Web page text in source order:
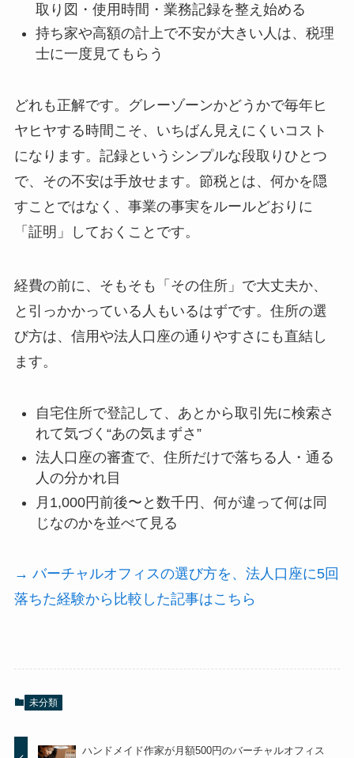
取り図・使用時間・業務記録を整え始める
持ち家や高額の計上で不安が大きい人は、税理
士に一度見てもらう
どれも正解です。グレーゾーンかどうかで毎年ヒ
ヤヒヤする時間こそ、いちばん見えにくいコスト
になります。記録というシンプルな段取りひとつ
で、その不安は手放せます。節税とは、何かを隠
すことではなく、事業の事実をルールどおりに
「証明」しておくことです。
経費の前に、そもそも「その住所」で大丈夫か、
と引っかかっている人もいるはずです。住所の選
び方は、信用や法人口座の通りやすさにも直結し
ます。
自宅住所で登記して、あとから取引先に検索さ
れて気づく“あの気まずさ”
法人口座の審査で、住所だけで落ちる人・通る
人の分かれ目
月1,000円前後〜と数千円、何が違って何は同
じなのかを並べて見る
→ バーチャルオフィスの選び方を、法人口座に5回
落ちた経験から比較した記事はこちら
未分類
ハンドメイド作家が月額500円のバーチャルオフィス